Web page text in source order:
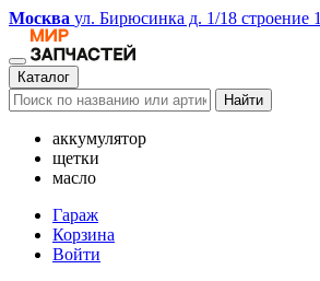
Москва ул. Бирюсинка д. 1/18 строение 1
Каталог
Найти
аккумулятор
щетки
масло
Гараж
Корзина
Войти